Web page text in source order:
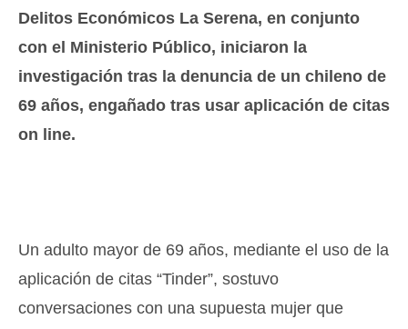
Delitos Económicos La Serena, en conjunto
con el Ministerio Público, iniciaron la
investigación tras la denuncia de un chileno de
69 años, engañado tras usar aplicación de citas
on line.
Un adulto mayor de 69 años, mediante el uso de la
aplicación de citas “Tinder”, sostuvo
conversaciones con una supuesta mujer que